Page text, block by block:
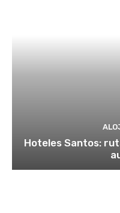
Hoteles Santos: